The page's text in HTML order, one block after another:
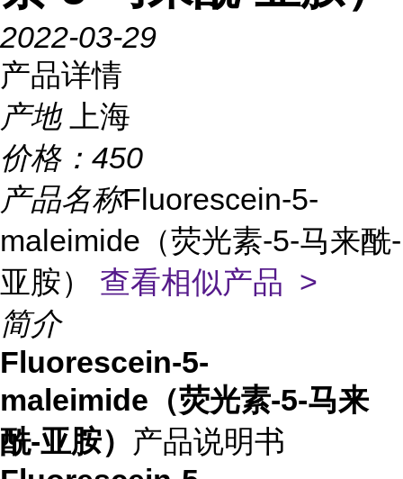
2022-03-29
产品详情
产地
上海
价格： 450
产品名称Fluorescein-5-
maleimide（荧光素-5-马来酰-
亚胺） 查看相似产品 >
简介
Fluorescein-5-
maleimide（荧光素-5-马来
酰-亚胺） 产品说明书